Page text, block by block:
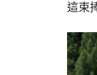
這束